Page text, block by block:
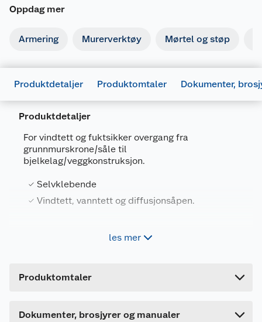
Oppdag mer
Armering Murerverktøy Mørtel og støp
Produktdetaljer Produktomtaler Dokumenter,
Produktdetaljer
For vindtett og fuktsikker overgang fra
grunnmurskrone/såle til
bjelkelag/veggkonstruksjon.
Selvklebende
Vindtett, vanntett og diffusjonsåpen.
Isola Svillemembran 0,200x17m Tettesjikt.
les mer
Produktomtaler
Dette produktet har ikke fått noen omtale ennå.
Dokumenter, brosjyrer og manualer
Dokumentasjon
Last ned / vis datablad
Generelt
Leverandørens artikkelnummer
Bruttovekt